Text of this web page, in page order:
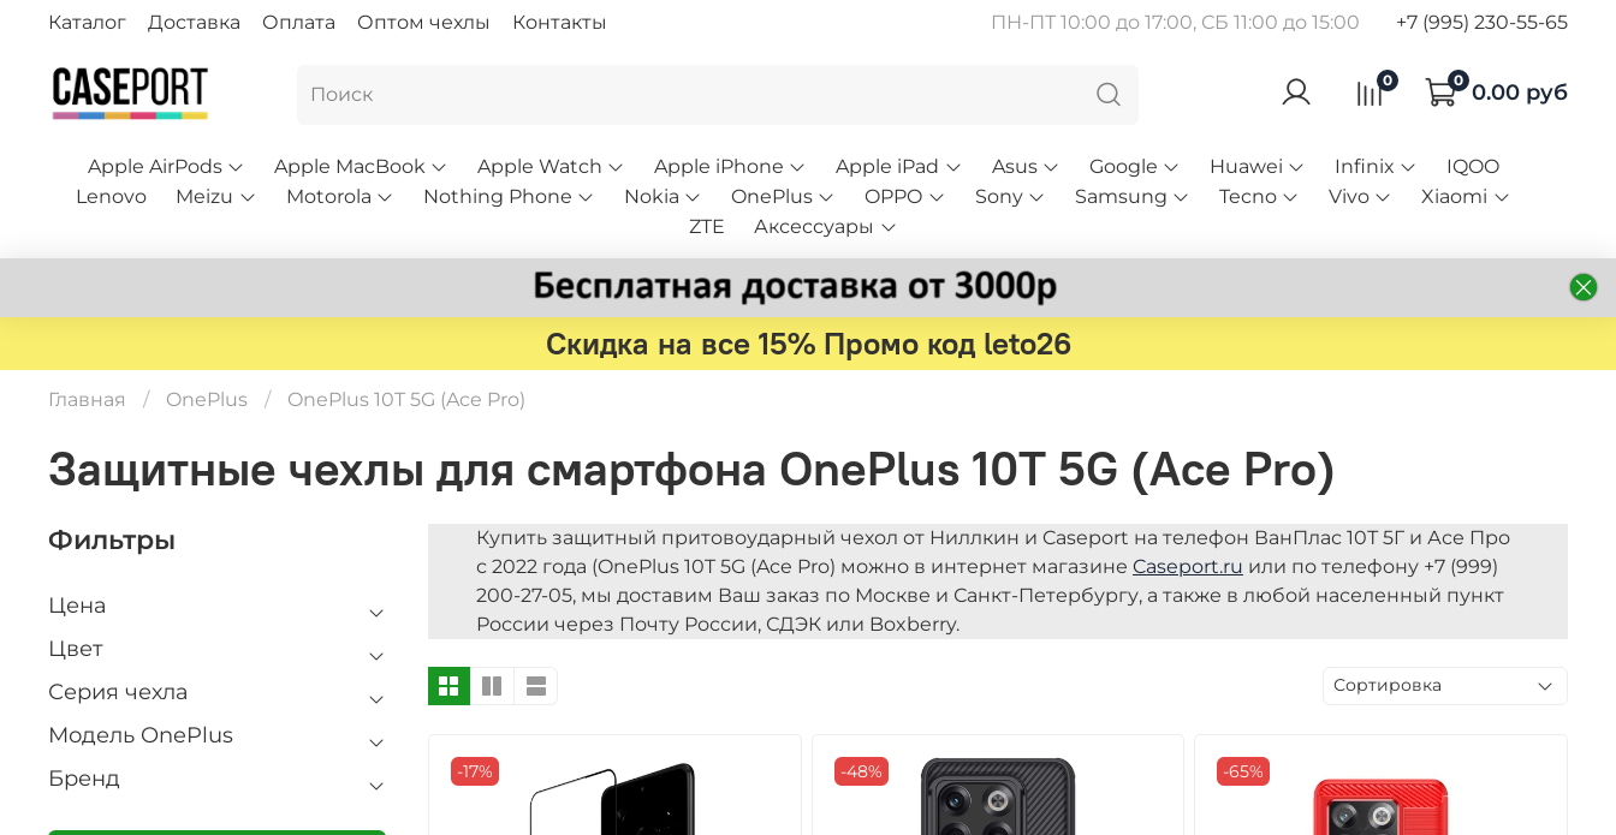
Каталог Доставка Оплата Оптом чехлы Контакты ПН-ПТ 10:00 до 17:00, СБ 11:00 до 15:00 +7 (995) 230-55-65
0 0 0.00 руб
Apple AirPods Apple MacBook Apple Watch Apple iPhone Apple iPad Asus Google Huawei Infinix
IQOO
Lenovo
Meizu Motorola Nothing Phone Nokia OnePlus OPPO Sony Samsung Tecno Vivo
Xiaomi
ZTE
Аксессуары
Скидка на все 15% Промо код leto26
Главная OnePlus OnePlus 10T 5G (Ace Pro)
Защитные чехлы для смартфона OnePlus 10T 5G (Ace Pro)
Купить защитный притовоударный чехол от Ниллкин и Caseport на телефон ВанПлас 10Т 5Г и Асе Про
с 2022 года (OnePlus 10T 5G (Ace Pro) можно в интернет магазине Caseport.ru или по телефону +7 (999)
200-27-05, мы доставим Ваш заказ по Москве и Санкт-Петербургу, а также в любой населенный пункт
России через Почту России, СДЭК или Boxberry.
-17% -48% -65%
Фильтры
Цена
Цвет
Серия чехла
Модель OnePlus
Бренд